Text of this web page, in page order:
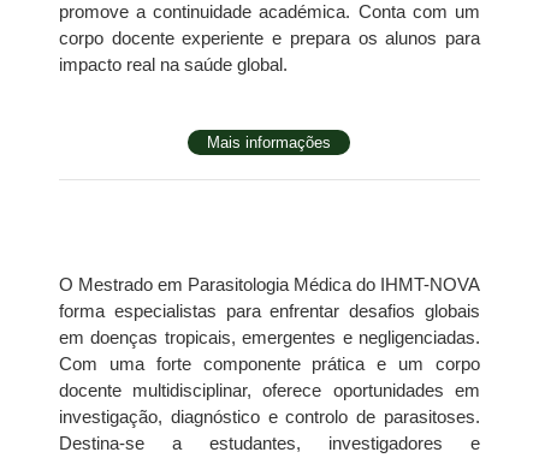
promove a continuidade académica. Conta com um
corpo docente experiente e prepara os alunos para
impacto real na saúde global.
Mais informações
O Mestrado em Parasitologia Médica do IHMT-NOVA
forma especialistas para enfrentar desafios globais
em doenças tropicais, emergentes e negligenciadas.
Com uma forte componente prática e um corpo
docente multidisciplinar, oferece oportunidades em
investigação, diagnóstico e controlo de parasitoses.
Destina-se a estudantes, investigadores e